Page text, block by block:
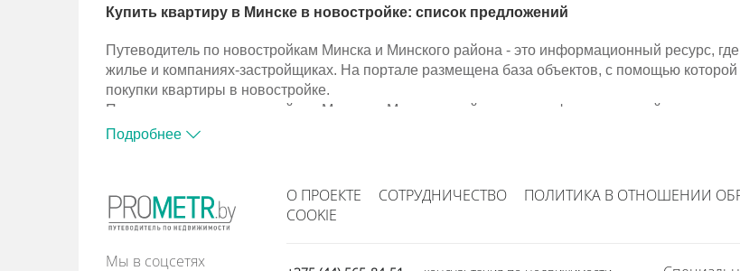
Купить квартиру в Минске в новостройке: список предложений
Путеводитель по новостройкам Минска и Минского района - это информационный ресурс,
жилье и компаниях-застройщиках. На портале размещена база объектов, с помощью
покупки квартиры в новостройке.
Путеводитель по новостройкам Минска и Минского района - это информационный ресурс,
жилье и компаниях-застройщиках. На портале размещена база объектов, с помощью
Подробнее
Мы в соцсетях
О ПРОЕКТЕ СОТРУДНИЧЕСТВО ПОЛИТИКА В ОТНОШЕНИИ
COOKIE